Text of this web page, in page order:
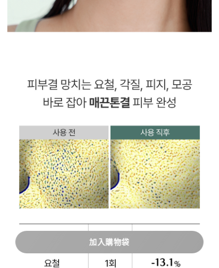
加入購物袋